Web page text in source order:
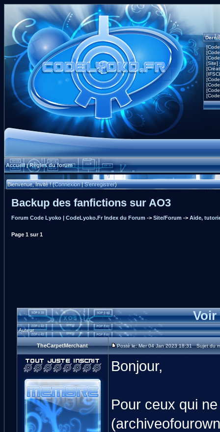
[Site]
Accueil|Règles du forum
Bienvenue, Invité ! (Connexion|S'enregistrer)
Backup des fanfictions sur AO3
Forum Code Lyoko | CodeLyoko.Fr Index du Forum -> Site/Forum -> Aide,
Page 1 sur1
Voir
Auteur
TheCarpetMerchant Posté le: Mer 04 Jan 2023 18:31 Sujet du
Bonjour,
Pour ceux qui